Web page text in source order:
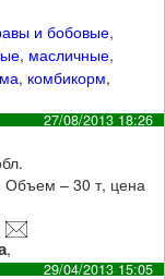
и бобовые,
, масличные,
, комбикорм,
27/08/2013 18:26
– 30 т, цена
,
29/04/2013 15:05